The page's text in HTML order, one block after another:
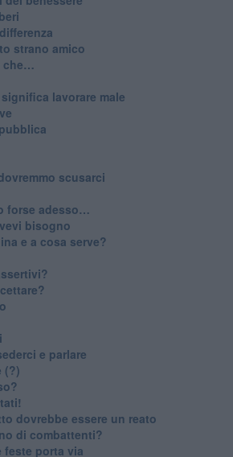
strano amico
che…
lavorare male
scusarci
forse adesso…
bisogno
e a cosa serve?
e parlare
(?)
dovrebbe essere un reato
di combattenti?
feste porta via